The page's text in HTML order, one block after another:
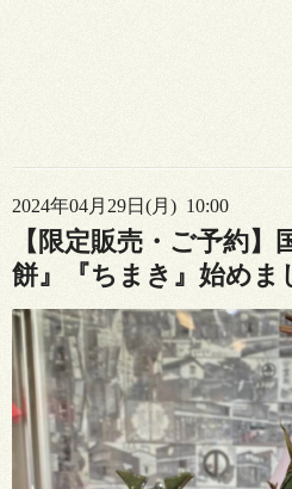
2024年04月29日(月) 10:00
【限定販売・ご予約】
餅』『ちまき』始めま